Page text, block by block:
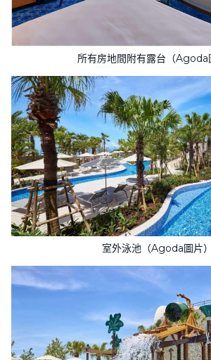
所有房地間附有露台（Agoda
室外泳池（Agoda圖片）